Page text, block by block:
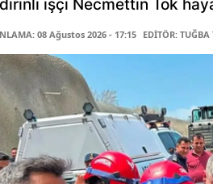
işçi Necmettin Tok
08 Ağustos 2026 - 17:15 EDİTÖR: TUĞBA